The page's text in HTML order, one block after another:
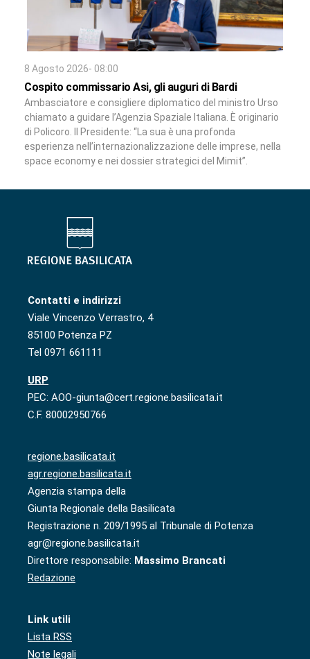
8 Agosto 2026- 08:00
Cospito commissario Asi, gli auguri di Bardi
Ambasciatore e consigliere diplomatico del ministro Urso
chiamato a guidare l’Agenzia Spaziale Italiana. È originario
di Policoro. Il Presidente: “La sua è una profonda
esperienza nell’internazionalizzazione delle imprese, nella
space economy e nei dossier strategici del Mimit”.
Contatti e indirizzi
Viale Vincenzo Verrastro, 4
85100 Potenza PZ
Tel 0971 661111
URP
PEC: AOO-giunta@cert.regione.basilicata.it
C.F. 80002950766
regione.basilicata.it
agr.regione.basilicata.it
Agenzia stampa della
Giunta Regionale della Basilicata
Registrazione n. 209/1995 al Tribunale di Potenza
agr@regione.basilicata.it
Direttore responsabile: Massimo Brancati
Redazione
Link utili
Lista RSS
Note legali